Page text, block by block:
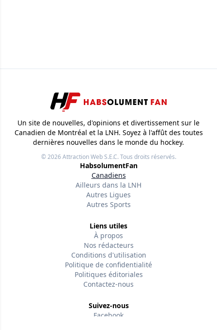
Un site de nouvelles, d'opinions et divertissement sur le
Canadien de Montréal et la LNH. Soyez à l'affût des toutes
dernières nouvelles dans le monde du hockey.
© 2026Attraction Web S.E.C.Tous droits réservés.
HabsolumentFan
Canadiens
Ailleurs dans la LNH
Autres Ligues
Autres Sports
Liens utiles
À propos
Nos rédacteurs
Conditions d'utilisation
Politique de confidentialité
Politiques éditoriales
Contactez-nous
Suivez-nous
Facebook